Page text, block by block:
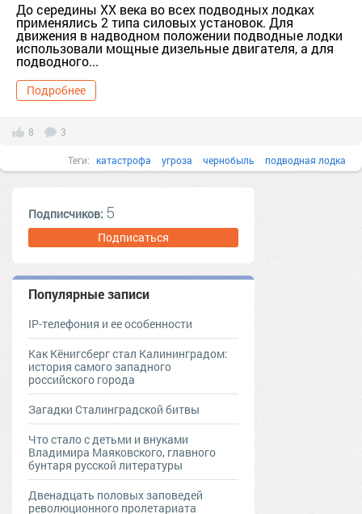
До середины XX века во всех подводных лодках
применялись 2 типа силовых установок. Для
движения в надводном положении подводные лодки
использовали мощные дизельные двигателя, а для
подводного...
Подробнее
8 3
Теги: катастрофа угроза чернобыль подводная лодка
Подписчиков: 5
Подписаться
Популярные записи
IP-телефония и ее особенности
Как Кёнигсберг стал Калининградом:
история самого западного
российского города
Загадки Сталинградской битвы
Что стало с детьми и внуками
Владимира Маяковского, главного
бунтаря русской литературы
Двенадцать половых заповедей
революционного пролетариата